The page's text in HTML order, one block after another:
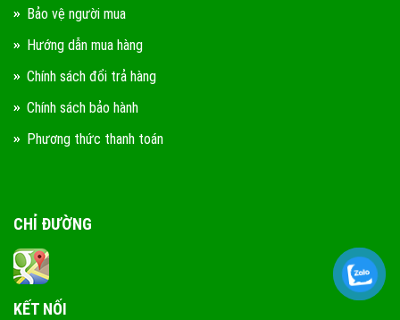
Bảo vệ người mua
Hướng dẫn mua hàng
Chính sách đổi trả hàng
Chính sách bảo hành
Phương thức thanh toán
CHỈ ĐƯỜNG
KẾT NỐI